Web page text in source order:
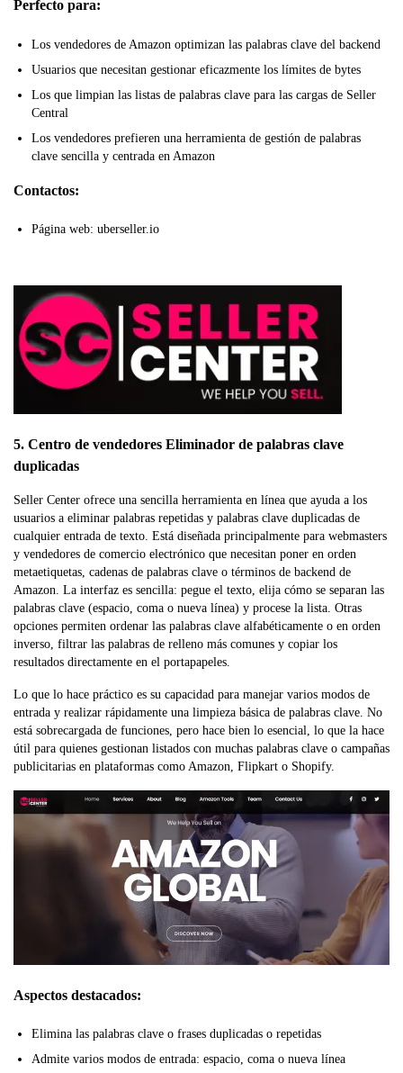
Perfecto para:
Los vendedores de Amazon optimizan las palabras clave del backend
Usuarios que necesitan gestionar eficazmente los límites de bytes
Los que limpian las listas de palabras clave para las cargas de Seller
Central
Los vendedores prefieren una herramienta de gestión de palabras
clave sencilla y centrada en Amazon
Contactos:
Página web: uberseller.io
5. Centro de vendedores Eliminador de palabras clave
duplicadas
Seller Center ofrece una sencilla herramienta en línea que ayuda a los
usuarios a eliminar palabras repetidas y palabras clave duplicadas de
cualquier entrada de texto. Está diseñada principalmente para webmasters
y vendedores de comercio electrónico que necesitan poner en orden
metaetiquetas, cadenas de palabras clave o términos de backend de
Amazon. La interfaz es sencilla: pegue el texto, elija cómo se separan las
palabras clave (espacio, coma o nueva línea) y procese la lista. Otras
opciones permiten ordenar las palabras clave alfabéticamente o en orden
inverso, filtrar las palabras de relleno más comunes y copiar los
resultados directamente en el portapapeles.
Lo que lo hace práctico es su capacidad para manejar varios modos de
entrada y realizar rápidamente una limpieza básica de palabras clave. No
está sobrecargada de funciones, pero hace bien lo esencial, lo que la hace
útil para quienes gestionan listados con muchas palabras clave o campañas
publicitarias en plataformas como Amazon, Flipkart o Shopify.
Aspectos destacados:
Elimina las palabras clave o frases duplicadas o repetidas
Admite varios modos de entrada: espacio, coma o nueva línea